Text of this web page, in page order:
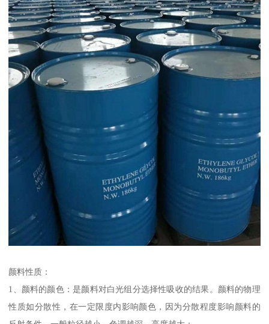
颜料性质：
1、颜料的颜色：是颜料对白光组分选择性吸收的结果。颜料的物理
性质如分散性，在一定限度内影响颜色，因为分散程度影响颜料的